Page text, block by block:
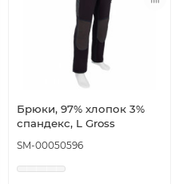
Брюки, 97% хлопок 3%
спандекс, L Gross
SM-00050596